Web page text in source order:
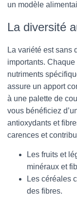
un modèle
La diversité
La variété est sans
importants.
nutriments
assure un apport
à une palette de
vous bénéficiez
antioxydants et
carences et
Les fruits et
minéraux et
Les céréales
des fibres.